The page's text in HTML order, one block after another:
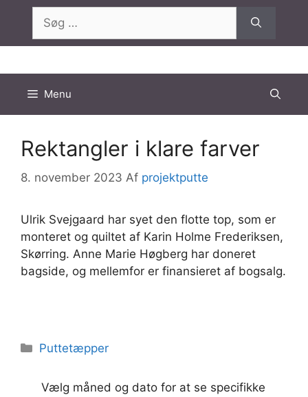
indhold
efter:
Menu
Rektangler i klare farver
8. november 2023 Af projektputte
Ulrik Svejgaard har syet den flotte top, som er
monteret og quiltet af Karin Holme Frederiksen,
Skørring. Anne Marie Høgberg har doneret
bagside, og mellemfor er finansieret af bogsalg.
Kategorier
Puttetæpper
Vælg måned og dato for at se specifikke